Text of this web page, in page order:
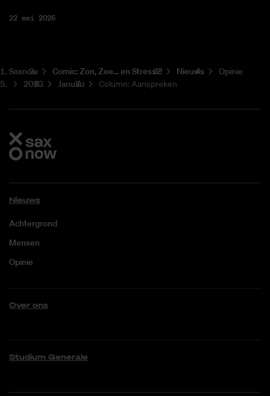
22 mei 2026
Saxnow Co­mic: Zon, Zee... en Stress?! Nieuws
Opinie
2023
Januari Column: Aanspreken
Nieuws
Achtergrond
Mensen
Opinie
Over ons
Studium Generale